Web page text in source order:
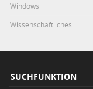
Windows
Wissenschaftliches
SUCHFUNKTION